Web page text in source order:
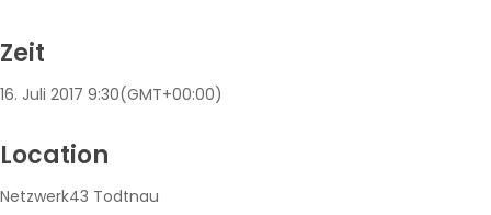
Zeit
16. Juli 2017 9:30(GMT+00:00)
Location
Netzwerk43 Todtnau